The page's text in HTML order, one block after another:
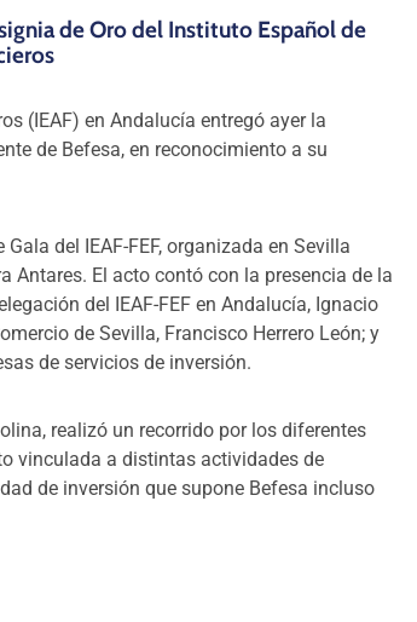
de Oro del Instituto Español de
(IEAF) en Andalucía entregó ayer la
de Befesa, en reconocimiento a su
del IEAF-FEF, organizada en Sevilla
Antares. El acto contó con la presencia de la
del IEAF-FEF en Andalucía, Ignacio
de Sevilla, Francisco Herrero León; y
de servicios de inversión.
realizó un recorrido por los diferentes
vinculada a distintas actividades de
de inversión que supone Befesa incluso